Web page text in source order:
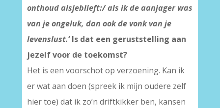
onthoud alsjeblieft:/ als ik de aanjager was
van je ongeluk, dan ook de vonk van je
levenslust.‘ Is dat een geruststelling aan
jezelf voor de toekomst?
Het is een voorschot op verzoening. Kan ik
er wat aan doen (spreek ik mijn oudere zelf
hier toe) dat ik zo’n driftkikker ben, kansen